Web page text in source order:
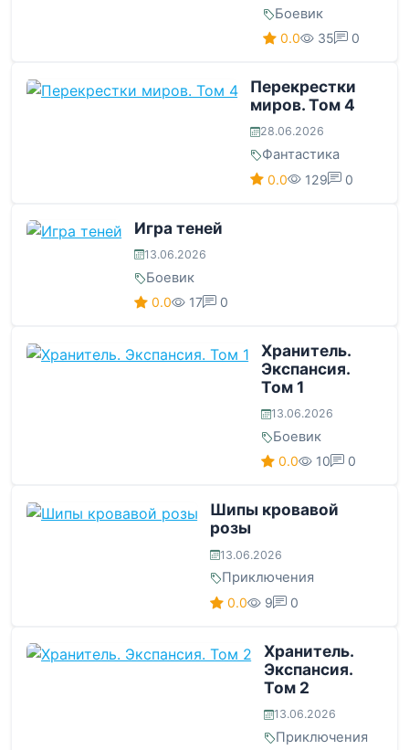
Боевик
0.0 35 0
Перекрестки
миров. Том 4
28.06.2026
Фантастика
0.0 129 0
Игра теней
13.06.2026
Боевик
0.0 17 0
Хранитель.
Экспансия.
Том 1
13.06.2026
Боевик
0.0 10 0
Шипы кровавой
розы
13.06.2026
Приключения
0.0 9 0
Хранитель.
Экспансия.
Том 2
13.06.2026
Приключения